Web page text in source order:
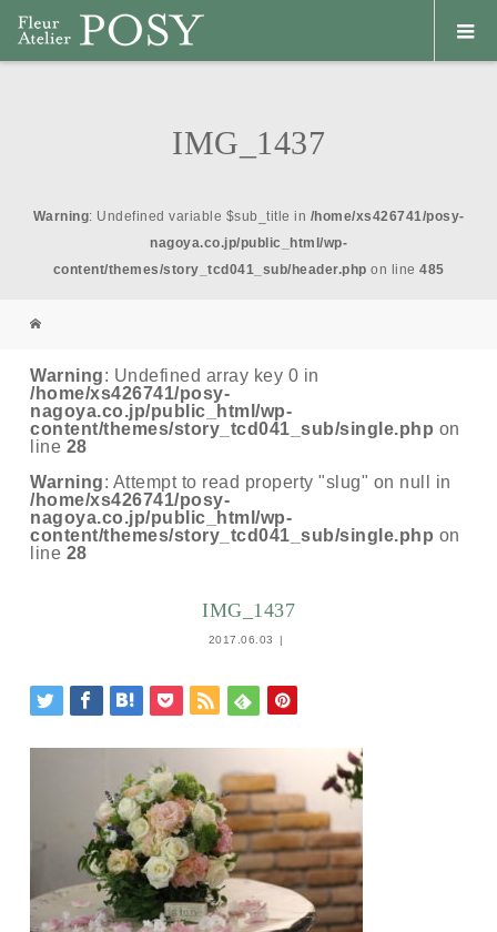
IMG_1437
Warning: Undefined variable $sub_title in /home/xs426741/posy-
nagoya.co.jp/public_html/wp-
content/themes/story_tcd041_sub/header.php on line 485
Warning: Undefined array key 0 in
/home/xs426741/posy-
nagoya.co.jp/public_html/wp-
content/themes/story_tcd041_sub/single.php on
line 28
Warning: Attempt to read property "slug" on null in
/home/xs426741/posy-
nagoya.co.jp/public_html/wp-
content/themes/story_tcd041_sub/single.php on
line 28
IMG_1437
2017.06.03